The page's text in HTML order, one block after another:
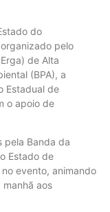
do
pelo
de Alta
(BPA), a
Estadual de
o apoio de
pela Banda da
Estado de
evento, animando
aos